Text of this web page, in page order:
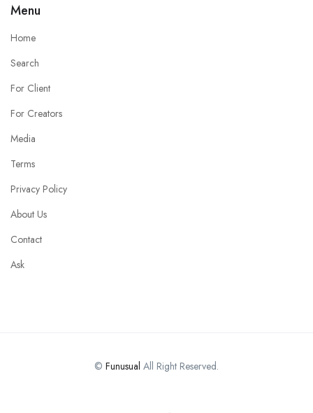
Menu
Home
Search
For Client
For Creators
Media
Terms
Privacy Policy
About Us
Contact
Ask
© Funusual All Right Reserved.